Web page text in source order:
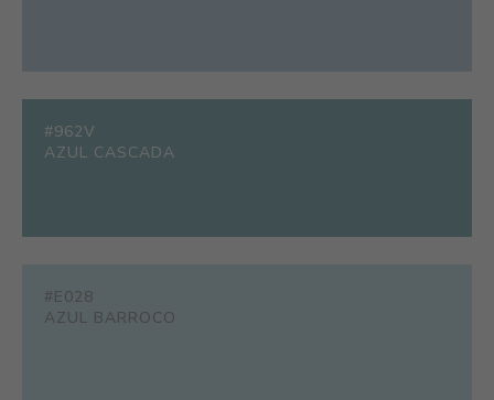
#962V
AZUL CASCADA
#E028
AZUL BARROCO